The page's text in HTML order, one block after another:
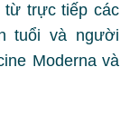
trực tiếp các
tuổi và người
Moderna và